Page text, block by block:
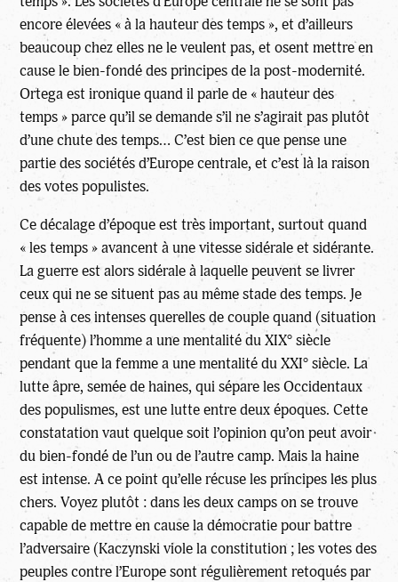
encore élevées « à la hauteur des temps », et d’ailleurs
beaucoup chez elles ne le veulent pas, et osent mettre en
cause le bien-fondé des principes de la post-modernité.
Ortega est ironique quand il parle de « hauteur des
temps » parce qu’il se demande s’il ne s’agirait pas plutôt
d’une chute des temps… C’est bien ce que pense une
partie des sociétés d’Europe centrale, et c’est là la raison
des votes populistes.
Ce décalage d’époque est très important, surtout quand
« les temps » avancent à une vitesse sidérale et sidérante.
La guerre est alors sidérale à laquelle peuvent se livrer
ceux qui ne se situent pas au même stade des temps. Je
pense à ces intenses querelles de couple quand (situation
fréquente) l’homme a une mentalité du XIX° siècle
pendant que la femme a une mentalité du XXI° siècle. La
lutte âpre, semée de haines, qui sépare les Occidentaux
des populismes, est une lutte entre deux époques. Cette
constatation vaut quelque soit l’opinion qu’on peut avoir
du bien-fondé de l’un ou de l’autre camp. Mais la haine
est intense. A ce point qu’elle récuse les principes les plus
chers. Voyez plutôt : dans les deux camps on se trouve
capable de mettre en cause la démocratie pour battre
l’adversaire (Kaczynski viole la constitution ; les votes des
peuples contre l’Europe sont régulièrement retoqués par